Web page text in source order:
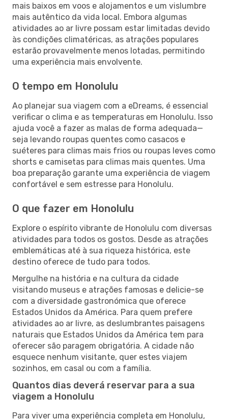
mais baixos em voos e alojamentos e um vislumbre
mais autêntico da vida local. Embora algumas
atividades ao ar livre possam estar limitadas devido
às condições climatéricas, as atrações populares
estarão provavelmente menos lotadas, permitindo
uma experiência mais envolvente.
O tempo em Honolulu
Ao planejar sua viagem com a eDreams, é essencial
verificar o clima e as temperaturas em Honolulu. Isso
ajuda você a fazer as malas de forma adequada—
seja levando roupas quentes como casacos e
suéteres para climas mais frios ou roupas leves como
shorts e camisetas para climas mais quentes. Uma
boa preparação garante uma experiência de viagem
confortável e sem estresse para Honolulu.
O que fazer em Honolulu
Explore o espírito vibrante de Honolulu com diversas
atividades para todos os gostos. Desde as atrações
emblemáticas até à sua riqueza histórica, este
destino oferece de tudo para todos.
Mergulhe na história e na cultura da cidade
visitando museus e atrações famosas e delicie-se
com a diversidade gastronómica que oferece
Estados Unidos da América. Para quem prefere
atividades ao ar livre, as deslumbrantes paisagens
naturais que Estados Unidos da América tem para
oferecer são paragem obrigatória. A cidade não
esquece nenhum visitante, quer estes viajem
sozinhos, em casal ou com a família.
Quantos dias deverá reservar para a sua
viagem a Honolulu
Para viver uma experiência completa em Honolulu,